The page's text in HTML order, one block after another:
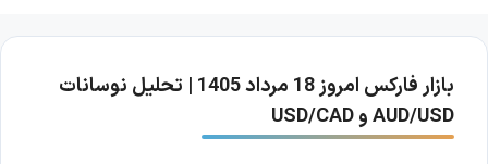
بازار فارکس امروز 18 مرداد 1405 | تحلیل نوسانات
AUD/USD و USD/CAD